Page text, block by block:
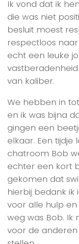
Ik vond dat ik
die was niet
besluit moest
respectloos
echt een leuke
van kaliber.
We hebben in
en ik was bijna
gingen een
elkaar. Een tijdje
chatroom Bob
echter een kort
gekomen dat
hierbij bedank ik
voor alle hulp en
weg was Bob. Ik
voor de